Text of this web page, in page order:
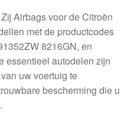
Airbags voor de Citroën
met de productcodes
8216GN, en
essentieel autodelen zijn
uw voertuig te
bescherming die u